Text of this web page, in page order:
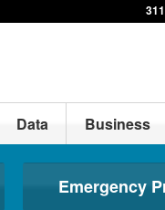
311
Data Business
Emergency